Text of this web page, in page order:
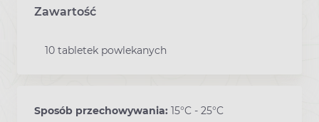
Zawartość
10 tabletek powlekanych
Sposób przechowywania: 15°C - 25°C